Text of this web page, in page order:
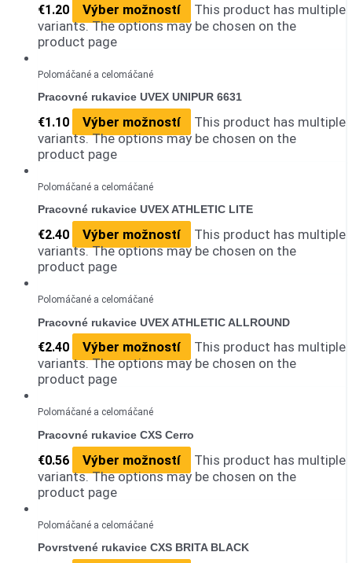
€1.20 Výber možností
This product has multiple
variants. The options may be chosen on the
product page
Polomáčané a celomáčané
Pracovné rukavice UVEX UNIPUR 6631
€1.10 Výber možností
This product has multiple
variants. The options may be chosen on the
product page
Polomáčané a celomáčané
Pracovné rukavice UVEX ATHLETIC LITE
€2.40 Výber možností
This product has multiple
variants. The options may be chosen on the
product page
Polomáčané a celomáčané
Pracovné rukavice UVEX ATHLETIC ALLROUND
€2.40 Výber možností
This product has multiple
variants. The options may be chosen on the
product page
Polomáčané a celomáčané
Pracovné rukavice CXS Cerro
€0.56 Výber možností
This product has multiple
variants. The options may be chosen on the
product page
Polomáčané a celomáčané
Povrstvené rukavice CXS BRITA BLACK